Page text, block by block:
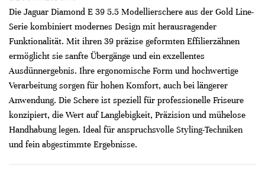
Die Jaguar Diamond E 39 5.5 Modellierschere aus der Gold Line-
Serie kombiniert modernes Design mit herausragender
Funktionalität. Mit ihren 39 präzise geformten Effilierzähnen
ermöglicht sie sanfte Übergänge und ein exzellentes
Ausdünnergebnis. Ihre ergonomische Form und hochwertige
Verarbeitung sorgen für hohen Komfort, auch bei längerer
Anwendung. Die Schere ist speziell für professionelle Friseure
konzipiert, die Wert auf Langlebigkeit, Präzision und mühelose
Handhabung legen. Ideal für anspruchsvolle Styling-Techniken
und fein abgestimmte Ergebnisse.